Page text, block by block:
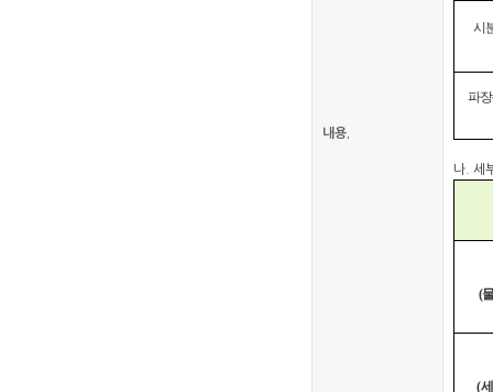
내용.
시
파
나. 세
(
(